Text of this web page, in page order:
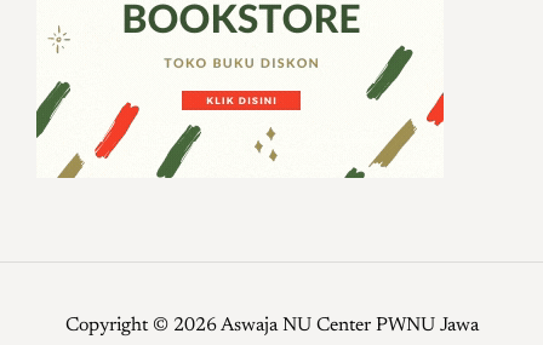
Copyright © 2026 Aswaja NU Center PWNU Jawa